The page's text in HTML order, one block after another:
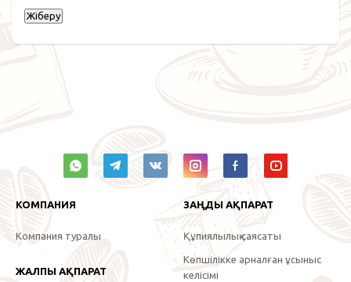
КОМПАНИЯ
Компания туралы
ЖАЛПЫ АҚПАРАТ
ЗАҢДЫ АҚПАРАТ
Құпиялылық саясаты
Көпшілікке арналған ұсыныс
келісімі